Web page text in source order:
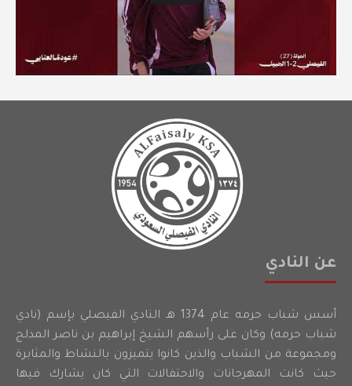
عن النادي
أسس شباب حرمه عام 1374 هـ النادي الفيصلي بإسم (نادي
شباب حرمه) وكان على رأسهم الشيخ إبراهيم بن ناصر المدلج
ومجموعة من الشباب والذين كانوا يتميزون بالنشاط والمثابرة
حيث كانت المهرجانات والاحتفالات التي كان يشارك فيها